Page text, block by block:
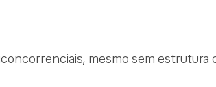
mesmo sem estrutura